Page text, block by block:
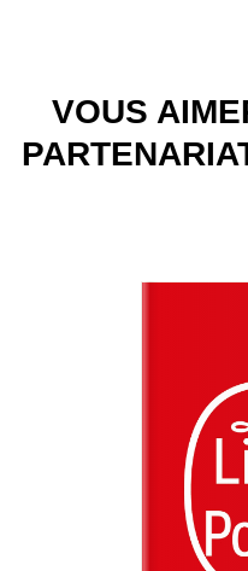
VOUS